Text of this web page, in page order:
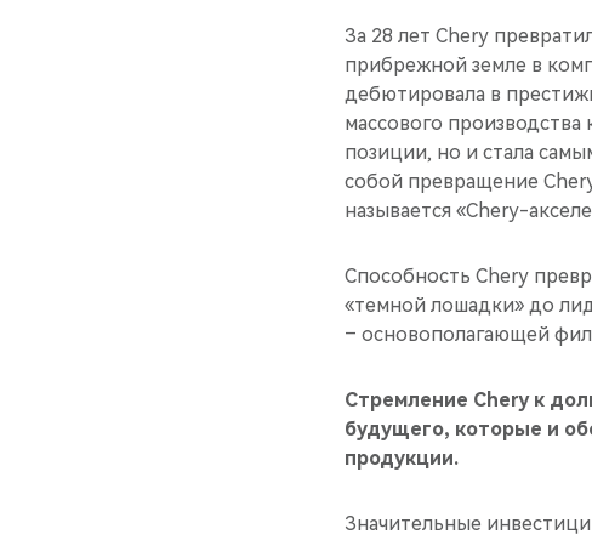
За 28 лет Chery
прибрежной земле в
дебютировала в
массового
позиции, но и стала
собой превращение
называется «Chery-
Способность Chery
«темной лошадки» до
– основополагающей
Стремление Chery к
будущего, которые и
продукции.
Значительные